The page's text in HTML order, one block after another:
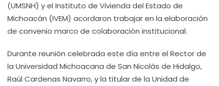
(UMSNH) y el Instituto de Vivienda del Estado de
Michoacán (IVEM) acordaron trabajar en la elaboración
de convenio marco de colaboración institucional.
Durante reunión celebrada este día entre el Rector de
la Universidad Michoacana de San Nicolás de Hidalgo,
Raúl Cardenas Navarro, y la titular de la Unidad de